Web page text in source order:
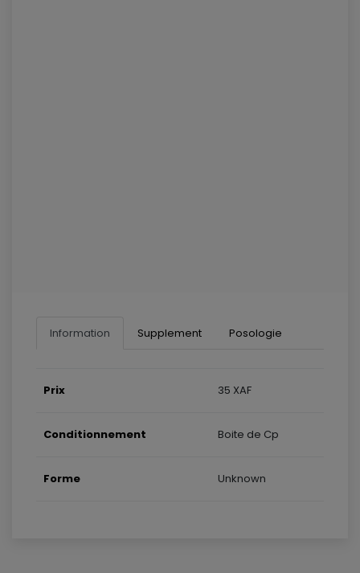
Information Supplement Posologie
Prix 35 XAF
Conditionnement Boite de Cp
Forme Unknown